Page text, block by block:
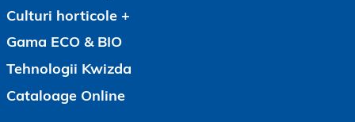
Culturi horticole
Gama ECO & BIO
Tehnologii Kwizda
Cataloage Online